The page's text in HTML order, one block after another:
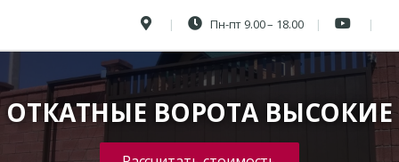
Пн-пт 9.00 – 18.00
ОТКАТНЫЕ ВОРОТА ВЫСОКИЕ